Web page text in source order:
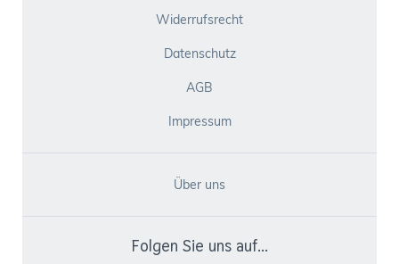
Widerrufsrecht
Datenschutz
AGB
Impressum
Über uns
Folgen Sie uns auf...